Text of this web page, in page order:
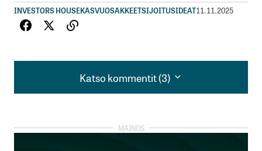
INVESTORS HOUSEKASVUOSAKKEETSIJOITUSIDEAT11.11.2025
Katso kommentit (3)
Katso kommentit (3)
Roininen on mies paikallaan.